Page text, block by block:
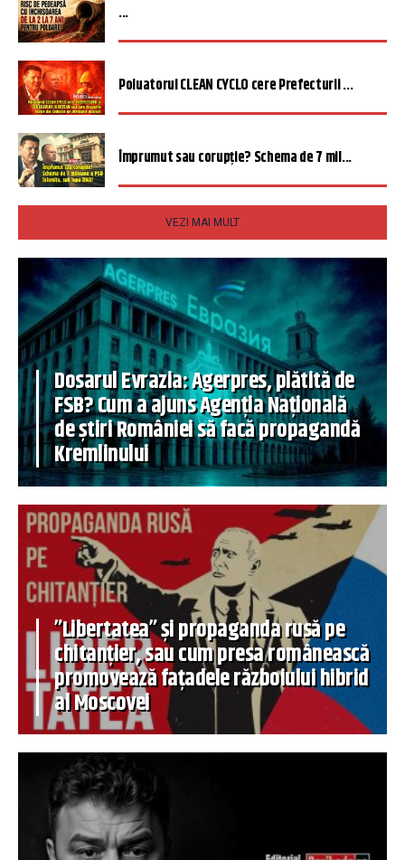
...
Poluatorul CLEAN CYCLO cere Prefecturii ...
Împrumut sau corupție? Schema de 7 mil...
VEZI MAI MULT
Dosarul Evrazia: Agerpres, plătită de
FSB? Cum a ajuns Agenția Națională
de știri României să facă propagandă
Kremlinului
”Libertatea” și propaganda rusă pe
chitanțier, sau cum presa românească
promovează fațadele războiului hibrid
al Moscovei